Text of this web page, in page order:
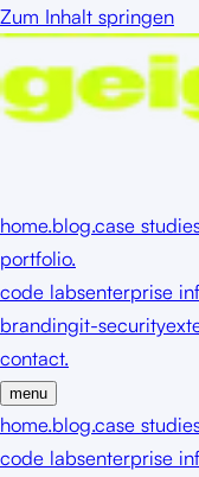
Zum Inhalt springen
home.blog.case
portfolio.
code labsenterprise
brandingit-security
contact.
menu
home.blog.case
code labsenterprise